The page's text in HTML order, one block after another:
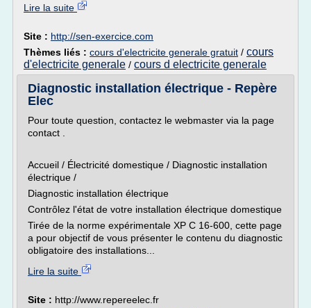
Lire la suite
Site : http://sen-exercice.com
Thèmes liés : cours d'electricite generale gratuit / cours
d'electricite generale / cours d electricite generale
Diagnostic installation électrique - Repère
Elec
Pour toute question, contactez le webmaster via la page
contact .
Accueil / Électricité domestique / Diagnostic installation
électrique /
Diagnostic installation électrique
Contrôlez l'état de votre installation électrique domestique
Tirée de la norme expérimentale XP C 16-600, cette page
a pour objectif de vous présenter le contenu du diagnostic
obligatoire des installations...
Lire la suite
Site : http://www.repereelec.fr